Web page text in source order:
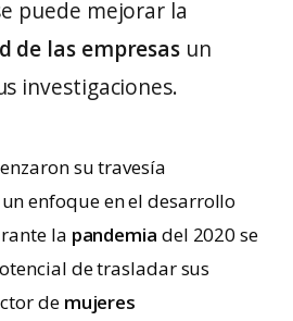
puede mejorar la
de las empresas un
investigaciones.
su travesía
enfoque en el desarrollo
la pandemia del 2020 se
de trasladar sus
demujeres